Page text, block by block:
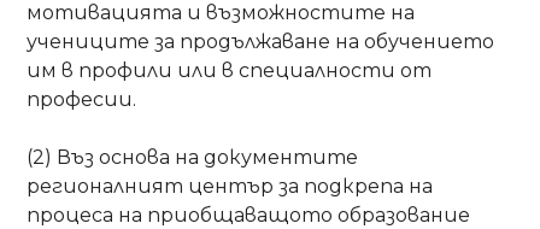
мотивацията и възможностите на
учениците за продължаване на обучението
им в профили или в специалности от
професии.
(2) Въз основа на документите
регионалният център за подкрепа на
процеса на приобщаващото образование